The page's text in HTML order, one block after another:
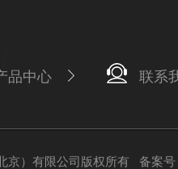
品中心 联系
京）有限公司版权所有 备案号